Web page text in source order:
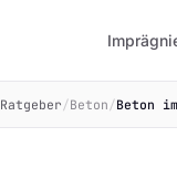
Ratgeber /Beton /Beton